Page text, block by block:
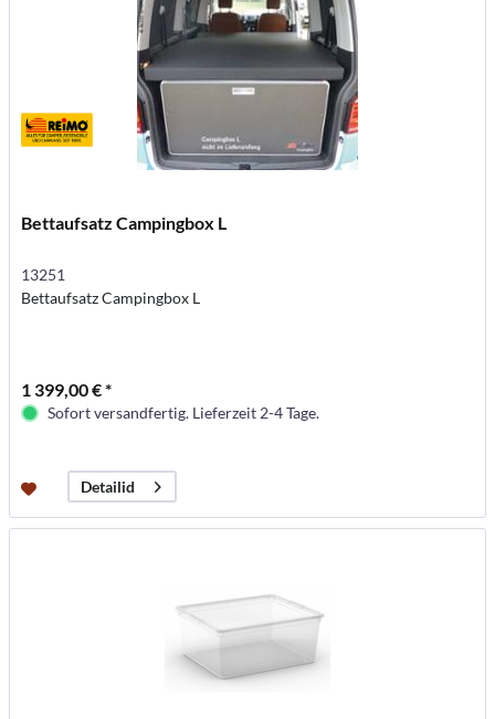
Bettaufsatz Campingbox L
13251
Bettaufsatz Campingbox L
1 399,00 € *
Sofort versandfertig. Lieferzeit 2-4 Tage.
Detailid